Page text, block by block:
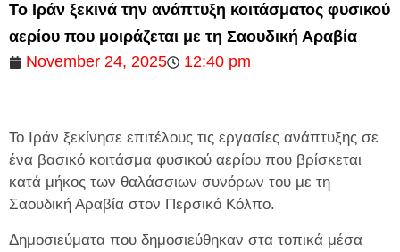
Το Ιράν ξεκινά την ανάπτυξη κοιτάσματος φυσικού
αερίου που μοιράζεται με τη Σαουδική Αραβία
November 24, 2025
12:40 pm
Το Ιράν ξεκίνησε επιτέλους τις εργασίες ανάπτυξης σε
ένα βασικό κοιτάσμα φυσικού αερίου που βρίσκεται
κατά μήκος των θαλάσσιων συνόρων του με τη
Σαουδική Αραβία στον Περσικό Κόλπο.
Δημοσιεύματα που δημοσιεύθηκαν στα τοπικά μέσα